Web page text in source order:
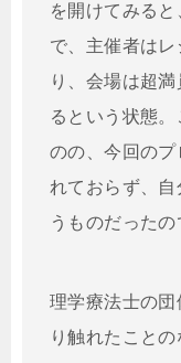
を開けてみる
で、主催者は
り、会場は超
るという状態
のの、今回の
れておらず、
うものだった
理学療法士の団
り触れたこと